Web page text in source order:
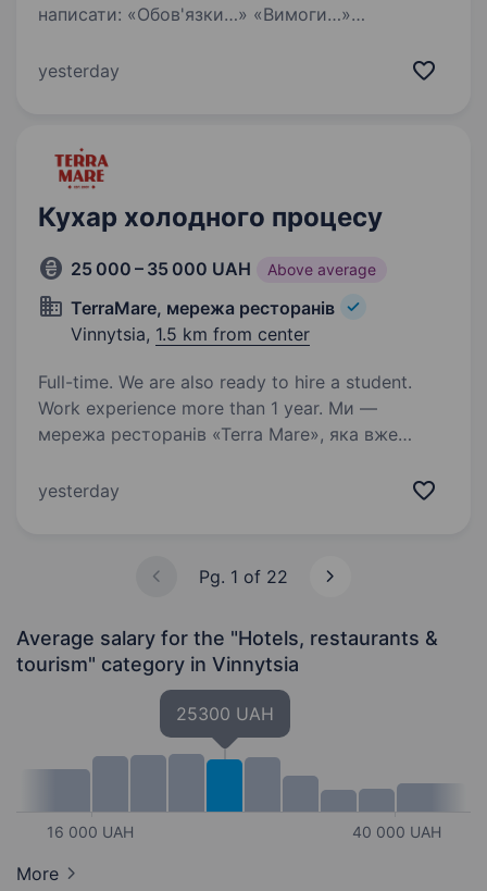
написати: «Обов'язки…» «Вимоги…»
десять таких вакансій сьогодні. Тому ось що
yesterday
Кухар холодного процесу
25 000 – 35 000 UAH Above average
TerraMare, мережа ресторанів
Vinnytsia, 1.5 km from center
Full-time. We are also ready to hire a student.
Work experience more than 1 year. Ми —
мережа ресторанів «Terra Mare», яка вже
Вінниці смачною кухнею та затишною
майстра своєї справи —…
yesterday
Pg. 1 of 22
Average salary for the "Hotels, restaurants &
tourism" category in Vinnytsia
16 000 UAH
25300 UAH
40 000 UAH
More